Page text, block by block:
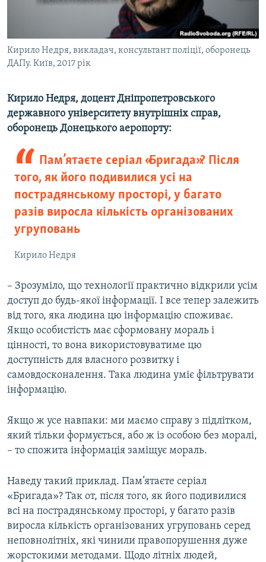
Кирило Недря, викладач, консультант поліції, оборонець
ДАПу. Київ, 2017 рік
Кирило Недря, доцент Дніпропетровського
державного університету внутрішніх справ,
оборонець Донецького аеропорту:
Пам’ятаєте серіал «Бригада»? Після
того, як його подивилися усі на
пострадянському просторі, у багато
разів виросла кількість організованих
угруповань
Кирило Недря
– Зрозуміло, що технології практично відкрили усім
доступ до будь-якої інформації. І все тепер залежить
від того, яка людина цю інформацію споживає.
Якщо особистість має сформовану мораль і
цінності, то вона використовуватиме цю
доступність для власного розвитку і
самовдосконалення. Така людина уміє фільтрувати
інформацію.
Якщо ж усе навпаки: ми маємо справу з підлітком,
який тільки формується, або ж із особою без моралі,
– то спожита інформація заміщує мораль.
Наведу такий приклад. Пам’ятаєте серіал
«Бригада»? Так от, після того, як його подивилися
всі на пострадянському просторі, у багато разів
виросла кількість організованих угруповань серед
неповнолітніх, які чинили правопорушення дуже
жорстокими методами. Щодо літніх людей,